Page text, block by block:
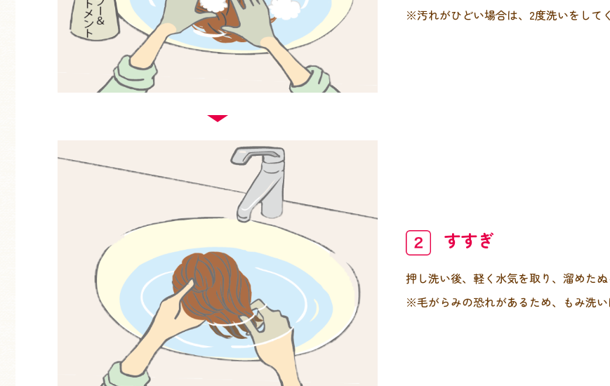
※汚れがひどい場合は、2度洗いをして
すすぎ
押し洗い後、軽く水気を取り、溜めた
※毛がらみの恐れがあるため、もみ洗い